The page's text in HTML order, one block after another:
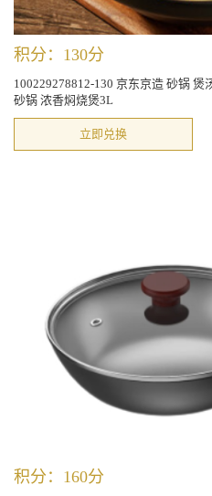
积分：130分
100229278812-130 京东京造 砂锅
砂锅 浓香焖烧煲3L
立即兑换
积分：160分